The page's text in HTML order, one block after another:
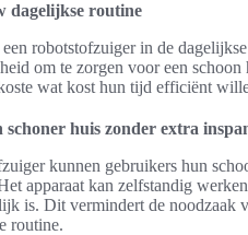
dagelijkse routine
robotstofzuiger in de
om te zorgen voor een
wat kost hun tijd efficiënt
schoner huis zonder extra
kunnen gebruikers hun
apparaat kan zelfstandig
is. Dit vermindert de noodzaak
routine.